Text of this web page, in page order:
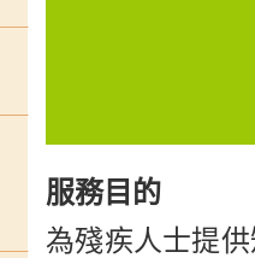
服務目的
為殘疾人士提